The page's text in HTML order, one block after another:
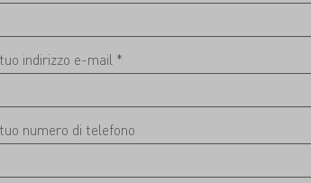
indirizzo e-mail *
numero di telefono